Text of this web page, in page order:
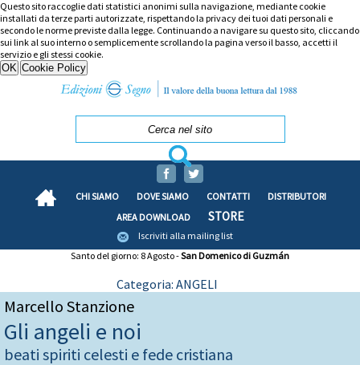
Questo sito raccoglie dati statistici anonimi sulla navigazione, mediante cookie
installati da terze parti autorizzate, rispettando la privacy dei tuoi dati personali e
secondo le norme previste dalla legge. Continuando a navigare su questo sito, cliccando
sui link al suo interno o semplicemente scrollando la pagina verso il basso, accetti il
servizio e gli stessi cookie.
CHI SIAMO DOVE SIAMO CONTATTI
DISTRIBUTORI
AREA DOWNLOAD
STORE
Iscriviti alla mailing list
Santo del giorno: 8 Agosto -San Domenico di Guzmán
Categoria: ANGELI
Marcello Stanzione
Gli angeli e noi
beati spiriti celesti e fede cristiana